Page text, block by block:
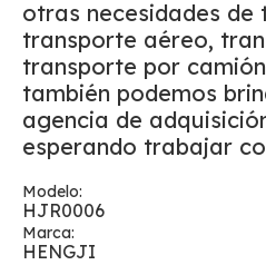
otras necesidades de
transporte aéreo,
transporte por
también podemos
agencia de
esperando trabajar
Modelo:
HJR0006
Marca:
HENGJI